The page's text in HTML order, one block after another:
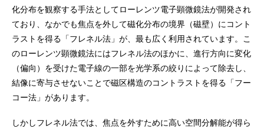
化分布を観察する手法としてローレンツ電子顕微鏡法が開発され
ており、なかでも焦点を外して磁化分布の境界（磁壁）にコント
ラストを得る「フレネル法」が、最も広く利用されています。こ
のローレンツ顕微鏡法にはフレネル法のほかに、進行方向に変化
（偏向）を受けた電子線の一部を光学系の絞りによって除去し、
結像に寄与させないことで磁区構造のコントラストを得る「フー
コー法」があります。
しかしフレネル法では、焦点を外すために高い空間分解能が得ら